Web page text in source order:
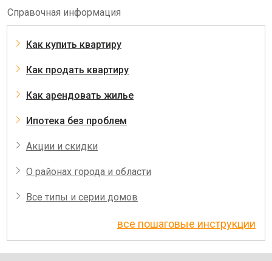
Справочная информация
Как купить квартиру
Как продать квартиру
Как арендовать жилье
Ипотека без проблем
Акции и скидки
О районах города и области
Все типы и серии домов
все пошаговые инструкции